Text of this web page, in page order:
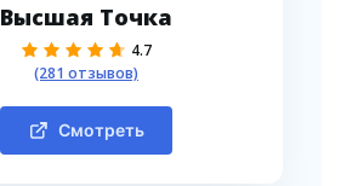
Высшая Точка
4.7
(281 отзывов)
Смотреть